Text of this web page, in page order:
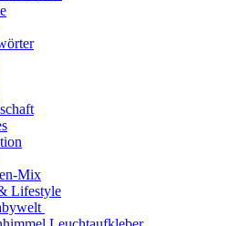
Mix
Lifestyle